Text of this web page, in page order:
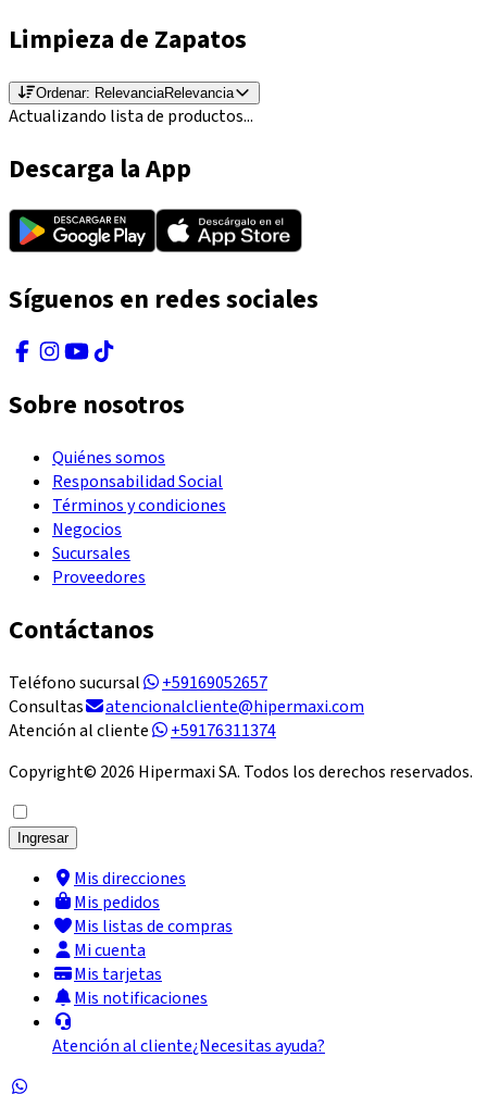
Limpieza de Zapatos
Ordenar: RelevanciaRelevancia
Actualizando lista de productos...
Descarga la App
Síguenos en redes sociales
Sobre nosotros
Quiénes somos
Responsabilidad Social
Términos y condiciones
Negocios
Sucursales
Proveedores
Contáctanos
Teléfono sucursal
+59169052657
Consultas
atencionalcliente@hipermaxi.com
Atención al cliente
+59176311374
Copyright© 2026 Hipermaxi SA. Todos los derechos reservados.
Ingresar
Mis direcciones
Mis pedidos
Mis listas de compras
Mi cuenta
Mis tarjetas
Mis notificaciones
Atención al cliente¿Necesitas ayuda?